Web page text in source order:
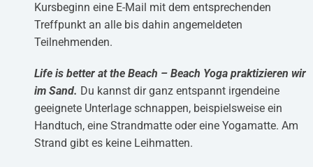
Kursbeginn eine E-Mail mit dem entsprechenden
Treffpunkt an alle bis dahin angemeldeten
Teilnehmenden.
Life is better at the Beach – Beach Yoga praktizieren wir
im Sand. Du kannst dir ganz entspannt irgendeine
geeignete Unterlage schnappen, beispielsweise ein
Handtuch, eine Strandmatte oder eine Yogamatte. Am
Strand gibt es keine Leihmatten.